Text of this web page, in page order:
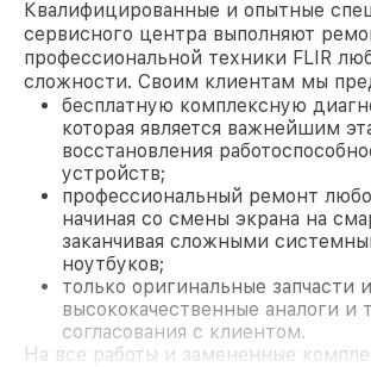
Квалифицированные и опытные
сервисного центра выполняют
профессиональной техники FLIR
сложности. Своим клиентам мы
бесплатную комплексную
которая является важнейшим
восстановления
устройств;
профессиональный ремонт
начиная со смены экрана на
заканчивая сложными
ноутбуков;
только оригинальные запчасти
высококачественные аналоги и
согласования с клиентом.
На все работы и замененные